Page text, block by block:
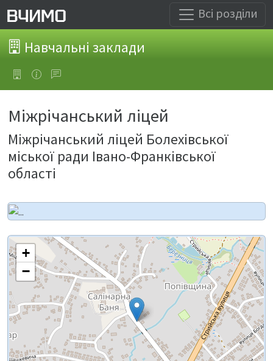
Всі розділи
Навчальні заклади
Міжрічанський ліцей
Міжрічанський ліцей Болехівської
міської ради Івано-Франківської
області
+
−